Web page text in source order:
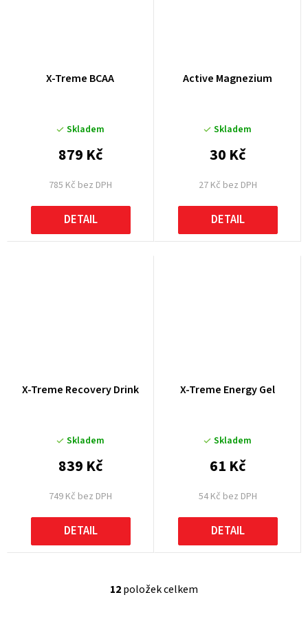
X-Treme BCAA
Skladem
785 Kč bez DPH
879 Kč
DETAIL
Active Magnezium
Skladem
27 Kč bez DPH
30 Kč
DETAIL
X-Treme Recovery Drink
Skladem
749 Kč bez DPH
839 Kč
DETAIL
X-Treme Energy Gel
Skladem
54 Kč bez DPH
61 Kč
DETAIL
O
12položek celkem